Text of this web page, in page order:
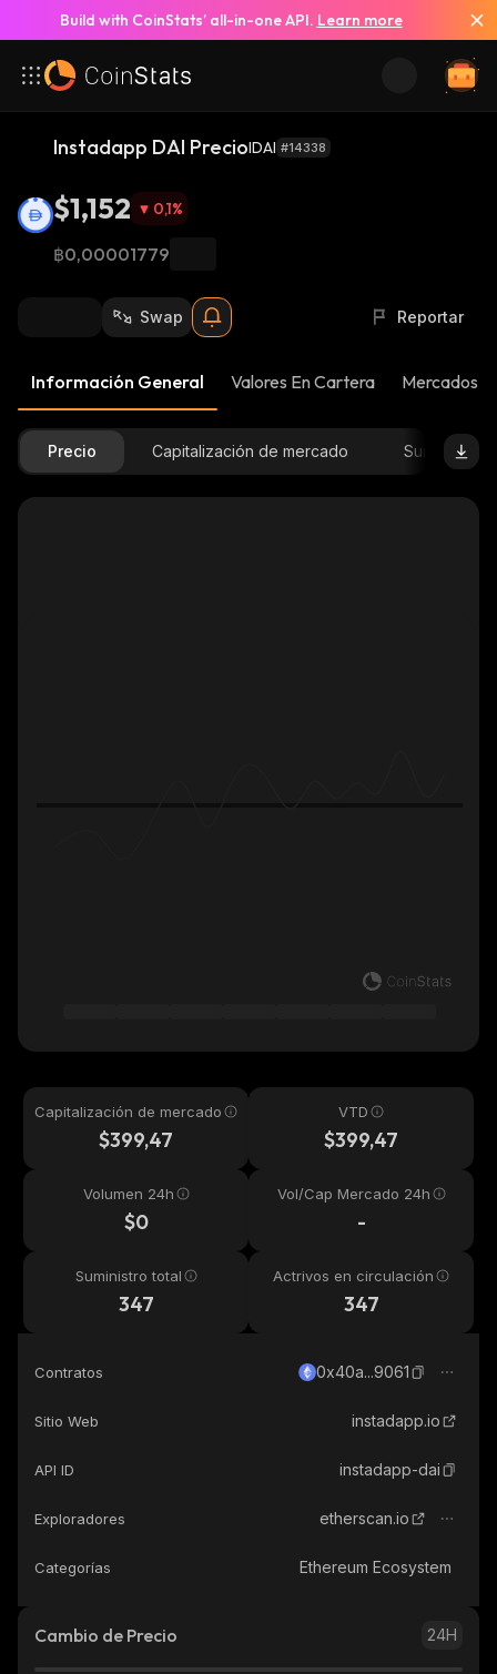
Build with CoinStats’ all-in-one API. Learn more
Instadapp DAI PrecioIDAI #14338
$1,152 0,1%
฿0,00001779
Swap Reportar
Información General Valores En Cartera Mercados
Precio Capitalización de mercado Suministro
Capitalización de mercado
$399,47
VTD
$399,47
Volumen 24h
$0
Vol/Cap Mercado 24h
-
Suministro total
347
Actrivos en circulación
347
Contratos 0x40a...9061
Sitio Web instadapp.io
API ID instadapp-dai
Exploradores etherscan.io
Categorías Ethereum Ecosystem
Cambio de Precio 24H